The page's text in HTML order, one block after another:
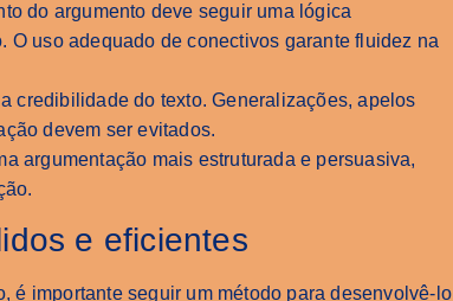
do argumento deve seguir uma lógica
uso adequado de conectivos garante fluidez na
credibilidade do texto. Generalizações, apelos
devem ser evitados.
argumentação mais estruturada e persuasiva,
e eficientes
é importante seguir um método para desenvolvê-lo